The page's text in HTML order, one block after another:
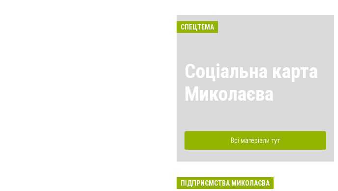
СПЕЦТЕМА
Соціальна карта
Миколаєва
Всі матеріали тут
ПІДПРИЄМСТВА МИКОЛАЄВА